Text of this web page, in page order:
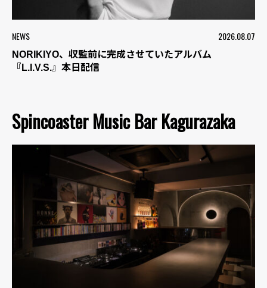
NEWS 2026.08.07
NORIKIYO、収監前に完成させていたアルバム
『L.I.V.S.』本日配信
Spincoaster Music Bar Kagurazaka